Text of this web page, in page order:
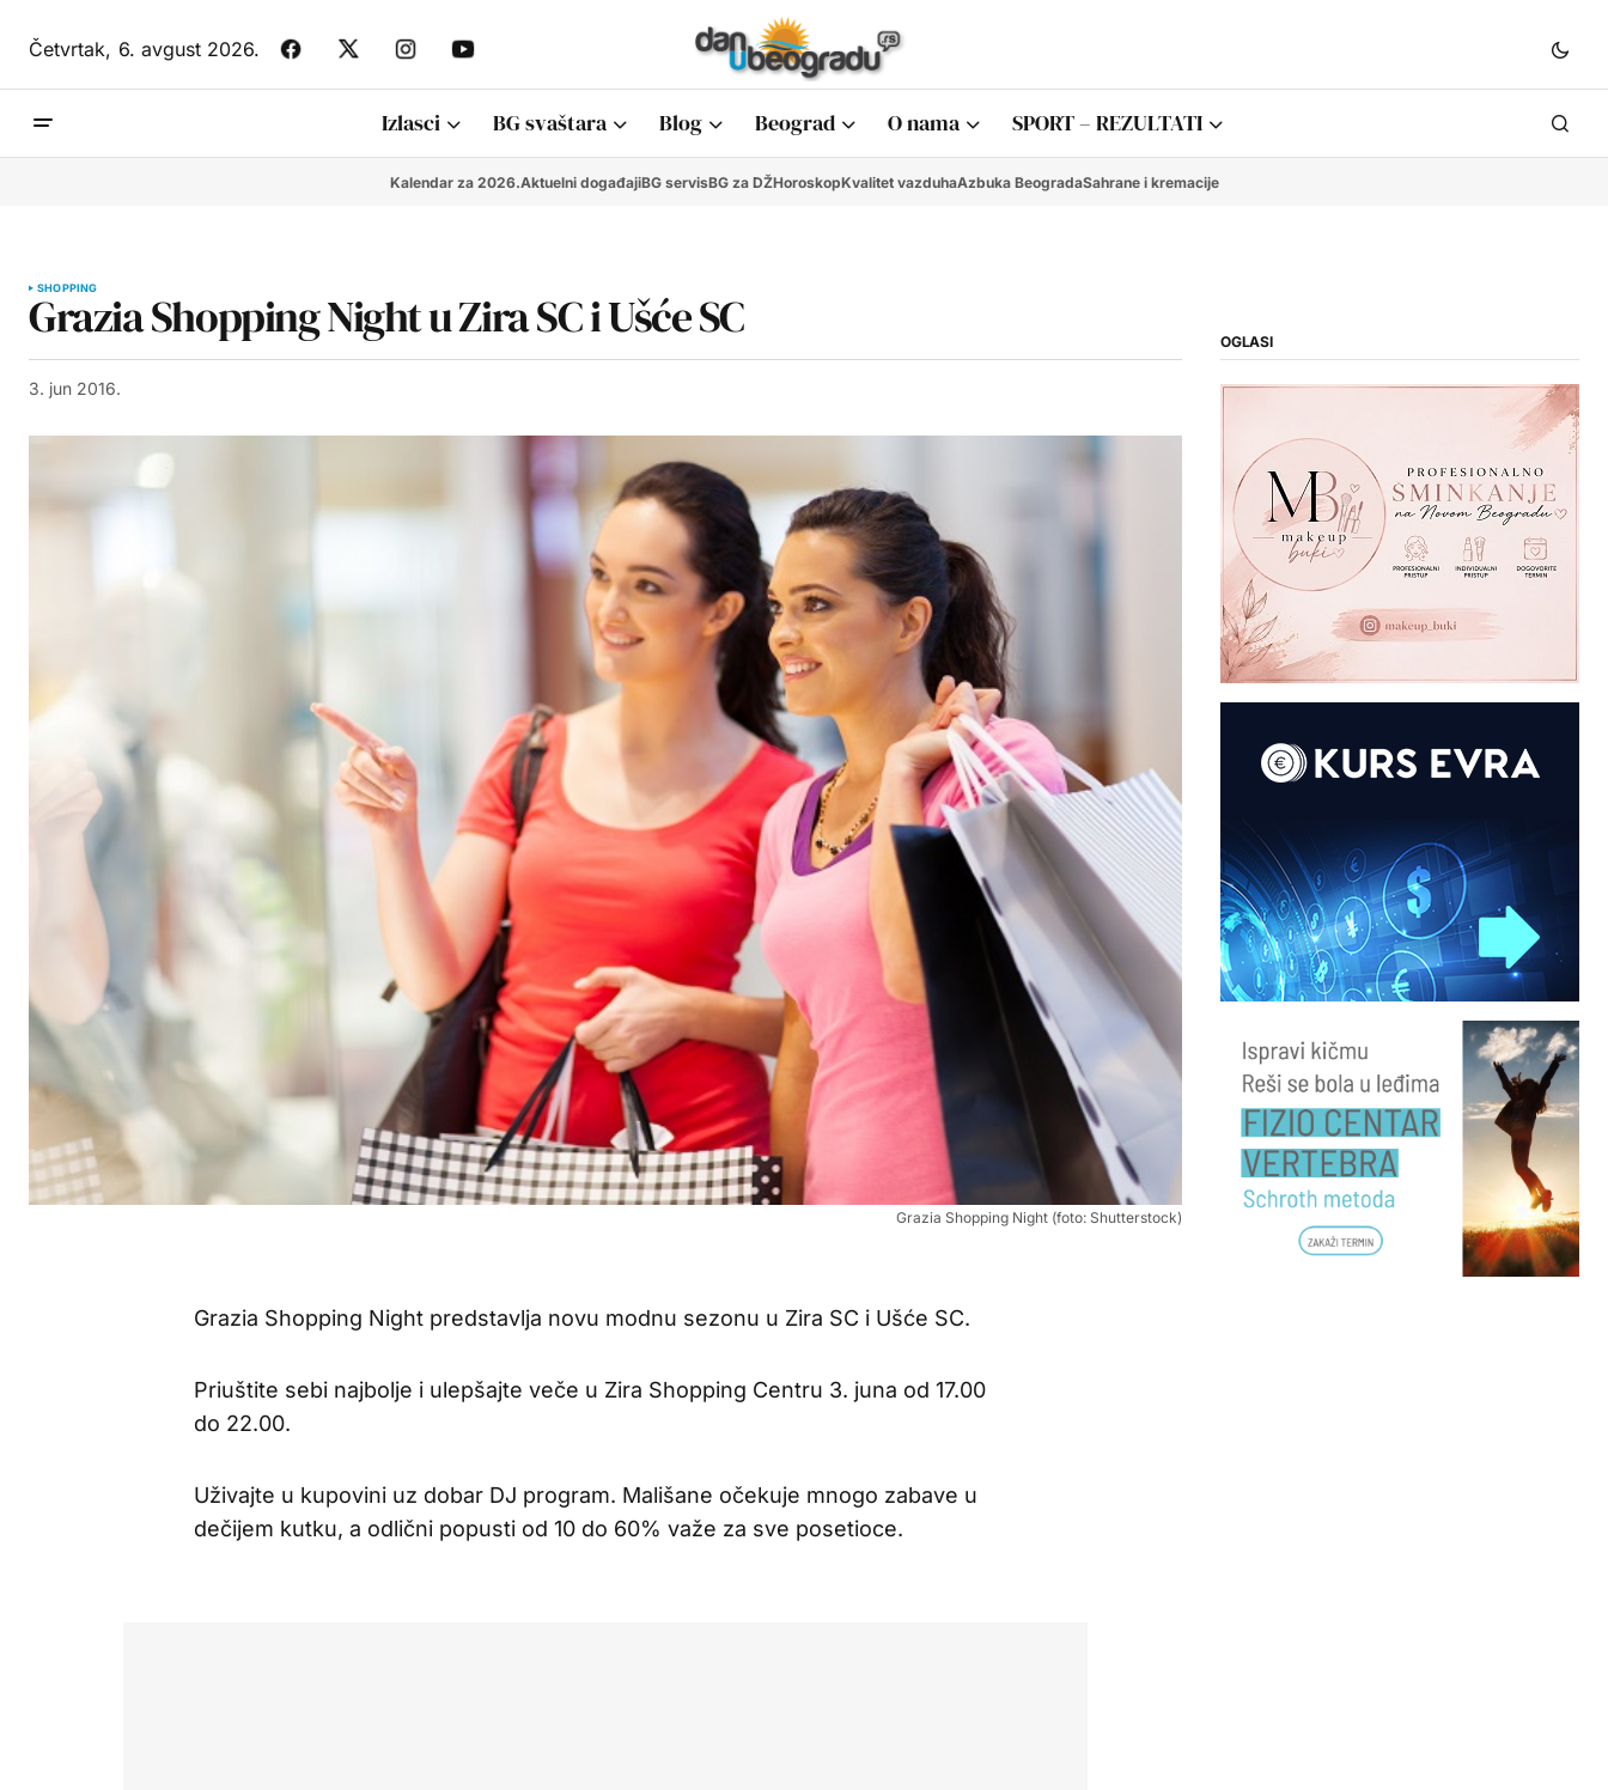
Četvrtak,6. avgust 2026.
Izlasci BG svaštara Blog Beograd O nama SPORT – REZULTATI
Kalendar za 2026.Aktuelni događajiBG servisBG za DŽHoroskopKvalitet vazduhaAzbuka BeogradaSahrane i kremacije
SHOPPING
Grazia Shopping Night u Zira SC i Ušće SC
3. jun 2016.
Grazia Shopping Night (foto: Shutterstock)
Grazia Shopping Night predstavlja novu modnu sezonu u Zira SC i Ušće SC.
Priuštite sebi najbolje i ulepšajte veče u Zira Shopping Centru 3. juna od 17.00
do 22.00.
Uživajte u kupovini uz dobar DJ program. Mališane očekuje mnogo zabave u
dečijem kutku, a odlični popusti od 10 do 60% važe za sve posetioce.
OGLASI